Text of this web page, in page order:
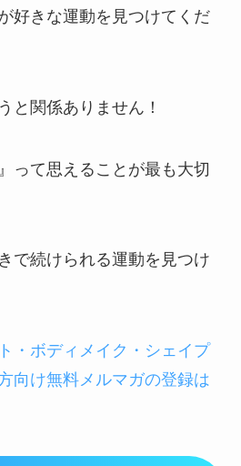
好きな運動を見つけてくだ
と関係ありません！
って思えることが最も大切
で続けられる運動を見つけ
・ボディメイク・シェイプ
向け無料メルマガの登録は